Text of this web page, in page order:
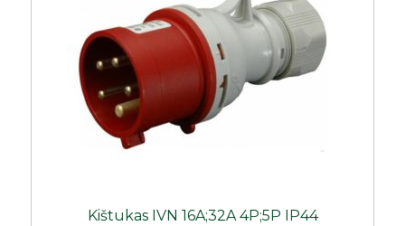
Kištukas IVN 16A;32A 4P;5P IP44